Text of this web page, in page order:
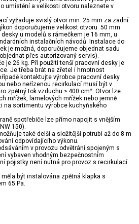
umístění a velikosti otvoru naleznete v
vyžaduje svislý otvor min. 25 mm za zadní
doporučujeme velikost otvoru 50 mm.
u modelů s rámečkem je 16 mm, u
instalačních návodů. Instalace do
je možná, doporučujeme objednat sadu
přes autorizovaný servis).
je 26 kg. Při použití tenší pracovní desky je
Je třeba brát na zřetel i hmotnost
kontaktujte výrobce pracovní desky.
nebo neřízenou recirkulací musí být v
zpětný tok vzduchu ≥ 400 cm². Otvor lze
mřížek, lamelových mřížek nebo jemně
na sortimentu výrobce kuchyňského
spotřebiče lze přímo napojit s vnějším
150).
také delší a složitější potrubí až do 8 m
odpovídajícího výkonu.
v provozu odvětrání spojeným s
vybaven vhodným bezpečnostním
pojistky není nutná pro provoz s recirkulací
být instalována zpětná klapka s
65 Pa.